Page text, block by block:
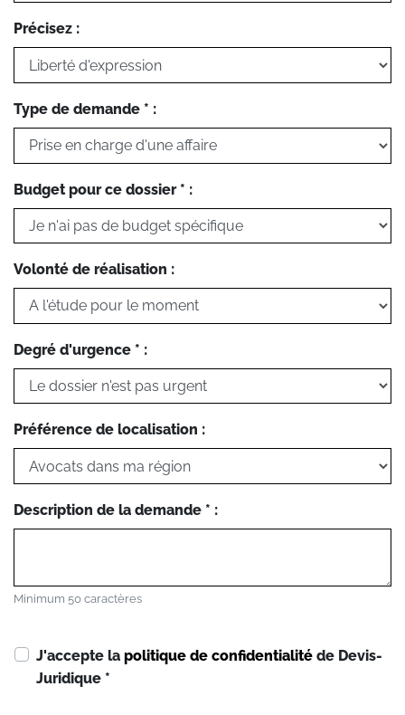
Précisez :
Type de demande * :
Budget pour ce dossier * :
Volonté de réalisation :
Degré d'urgence * :
Préférence de localisation :
Description de la demande * :
Minimum 50 caractères
J'accepte la politique de confidentialité de Devis-
Juridique *